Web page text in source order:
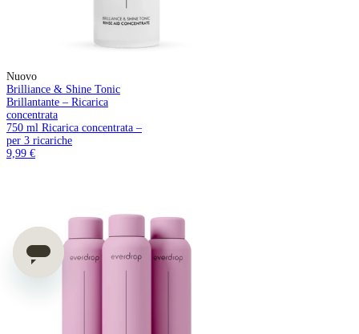
Nuovo
Brilliance & Shine Tonic
Brillantante – Ricarica
concentrata
750 ml Ricarica concentrata –
per 3 ricariche
9,99 €